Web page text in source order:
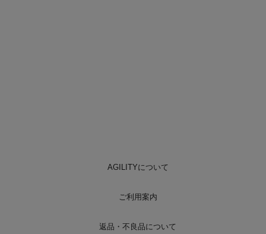
AGILITYについて
ご利用案内
返品・不良品について